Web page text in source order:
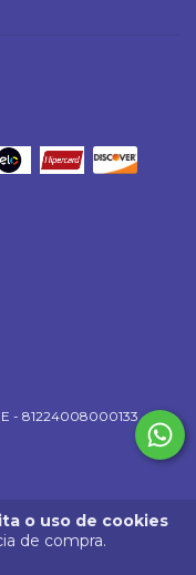
o uso de cookies
de compra.
- 81224008000133 -